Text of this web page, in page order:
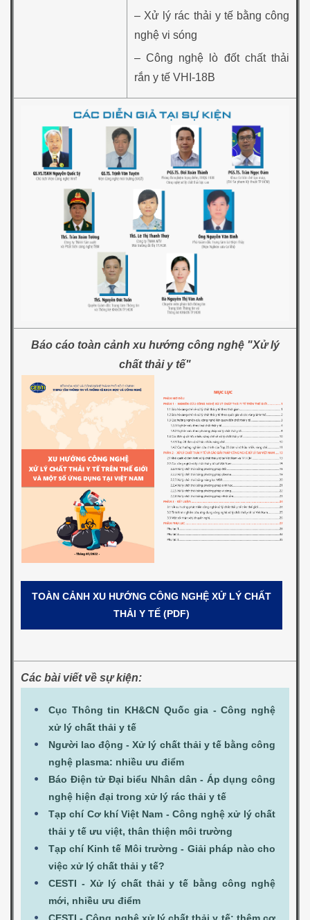
– Xử lý rác thải y tế bằng công
nghệ vi sóng
– Công nghệ lò đốt chất thải
rắn y tế VHI-18B
Báo cáo toàn cảnh xu hướng công nghệ "Xử lý
chất thải y tế"
TOÀN CẢNH XU HƯỚNG CÔNG NGHỆ XỬ LÝ CHẤT
THẢI Y TẾ (PDF)
Các bài viết về sự kiện:
Cục Thông tin KH&CN Quốc gia - Công nghệ
xử lý chất thải y tế
Người lao động - Xử lý chất thải y tế bằng công
nghệ plasma: nhiều ưu điểm
Báo Điện tử Đại biểu Nhân dân - Áp dụng công
nghệ hiện đại trong xử lý rác thải y tế
Tạp chí Cơ khí Việt Nam - Công nghệ xử lý chất
thải y tế ưu việt, thân thiện môi trường
Tạp chí Kinh tế Môi trường - Giải pháp nào cho
việc xử lý chất thải y tế?
CESTI - Xử lý chất thải y tế bằng công nghệ
mới, nhiều ưu điểm